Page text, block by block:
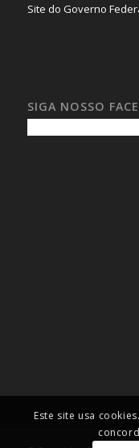
Site do Governo
SIGA NOSSO
Este site usa